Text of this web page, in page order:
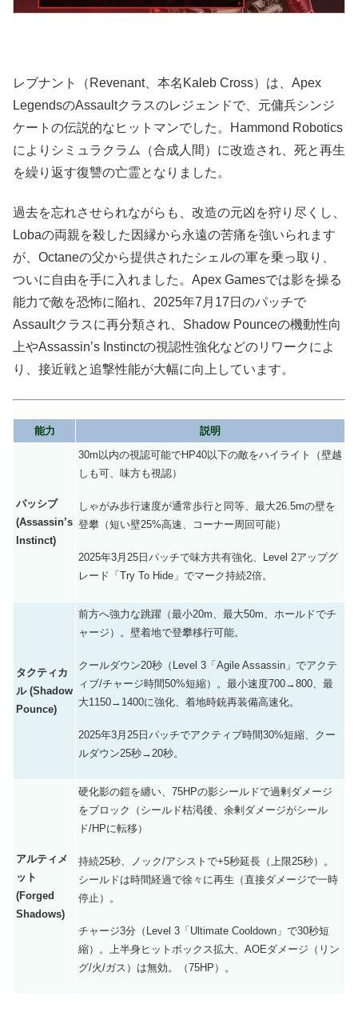
レブナント（Revenant、本名Kaleb Cross）は、Apex
LegendsのAssaultクラスのレジェンドで、元傭兵シンジ
ケートの伝説的なヒットマンでした。Hammond Robotics
によりシミュラクラム（合成人間）に改造され、死と再生
を繰り返す復讐の亡霊となりました。
過去を忘れさせられながらも、改造の元凶を狩り尽くし、
Lobaの両親を殺した因縁から永遠の苦痛を強いられます
が、Octaneの父から提供されたシェルの軍を乗っ取り、
ついに自由を手に入れました。Apex Gamesでは影を操る
能力で敵を恐怖に陥れ、2025年7月17日のパッチで
Assaultクラスに再分類され、Shadow Pounceの機動性向
上やAssassin’s Instinctの視認性強化などのリワークによ
り、接近戦と追撃性能が大幅に向上しています。
能力 説明
パッシブ
(Assassin’s
Instinct)
30m以内の視認可能でHP40以下の敵をハイライト（壁越
しも可、味方も視認）
しゃがみ歩行速度が通常歩行と同等、最大26.5mの壁を
登攀（短い壁25%高速、コーナー周回可能）
2025年3月25日パッチで味方共有強化、Level 2アップグ
レード「Try To Hide」でマーク持続2倍。
タクティカ
ル (Shadow
Pounce)
前方へ強力な跳躍（最小20m、最大50m、ホールドでチ
ャージ）。壁着地で登攀移行可能。
クールダウン20秒（Level 3「Agile Assassin」でアクテ
ィブ/チャージ時間50%短縮）。最小速度700→800、最
大1150→1400に強化、着地時銃再装備高速化。
2025年3月25日パッチでアクティブ時間30%短縮、クー
ルダウン25秒→20秒。
アルティメ
ット
(Forged
Shadows)
硬化影の鎧を纏い、75HPの影シールドで過剰ダメージ
をブロック（シールド枯渇後、余剰ダメージがシール
ド/HPに転移）
持続25秒、ノック/アシストで+5秒延長（上限25秒）。
シールドは時間経過で徐々に再生（直接ダメージで一時
停止）。
チャージ3分（Level 3「Ultimate Cooldown」で30秒短
縮）。上半身ヒットボックス拡大、AOEダメージ（リン
グ/火/ガス）は無効。（75HP）。